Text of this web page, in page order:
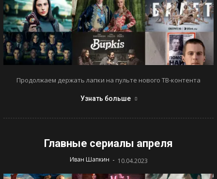
Продолжаем держать лапки на пульте нового ТВ-контента
Узнать больше
Главные сериалы апреля
Иван Шапкин - 10.04.2023